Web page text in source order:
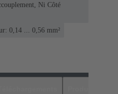
Ni Côté
0,14 ... 0,56 mm²